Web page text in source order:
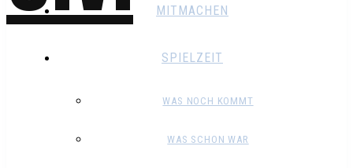
MITMACHEN
SPIELZEIT
WAS NOCH KOMMT
WAS SCHON WAR